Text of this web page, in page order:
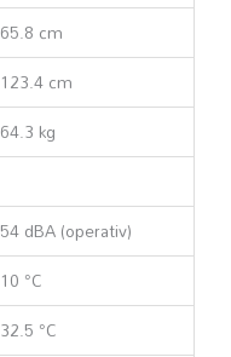
65.8 cm
123.4 cm
64.3 kg
54 dBA (operativ)
10 °C
32.5 °C